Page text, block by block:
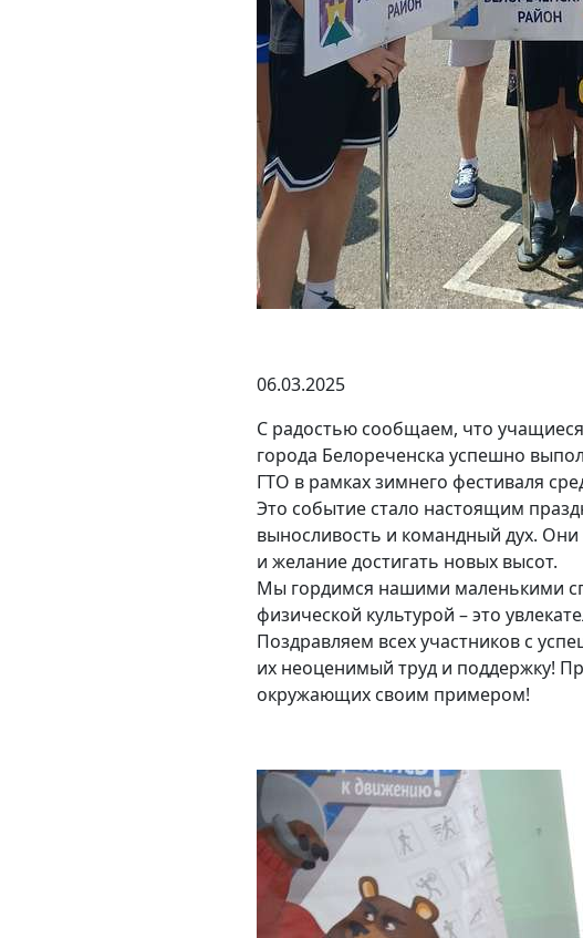
06.03.2025
С радостью сообщаем, что
города Белореченска успешно
ГТО в рамках зимнего фестиваля
Это событие стало настоящим
выносливость и командный дух.
и желание достигать новых высот.
Мы гордимся нашими маленькими
физической культурой – это
Поздравляем всех участников с
их неоценимый труд и поддержку!
окружающих своим примером!